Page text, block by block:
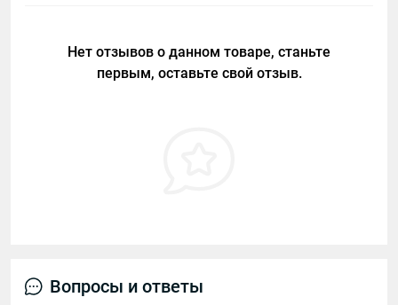
Нет отзывов о данном товаре, станьте
первым, оставьте свой отзыв.
Вопросы и ответы